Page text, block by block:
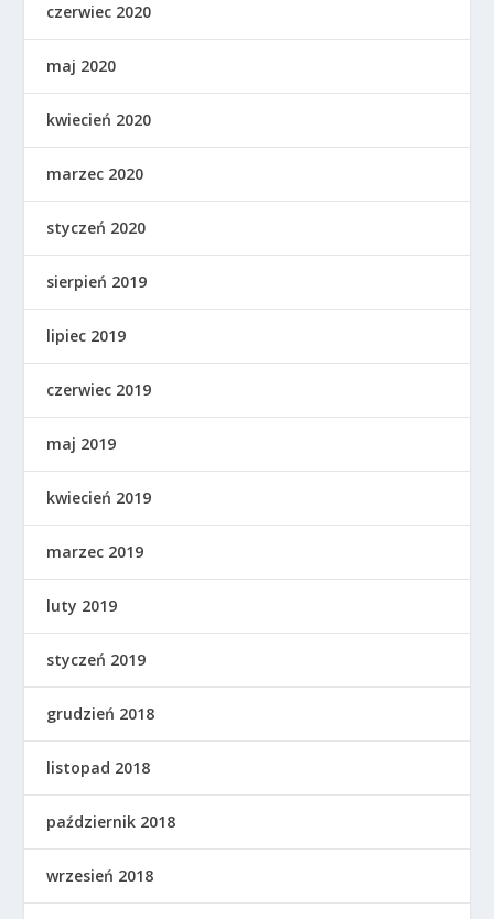
czerwiec 2020
maj 2020
kwiecień 2020
marzec 2020
styczeń 2020
sierpień 2019
lipiec 2019
czerwiec 2019
maj 2019
kwiecień 2019
marzec 2019
luty 2019
styczeń 2019
grudzień 2018
listopad 2018
październik 2018
wrzesień 2018